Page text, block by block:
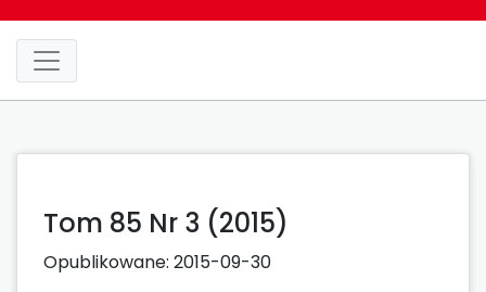
Tom 85 Nr 3 (2015)
Opublikowane: 2015-09-30